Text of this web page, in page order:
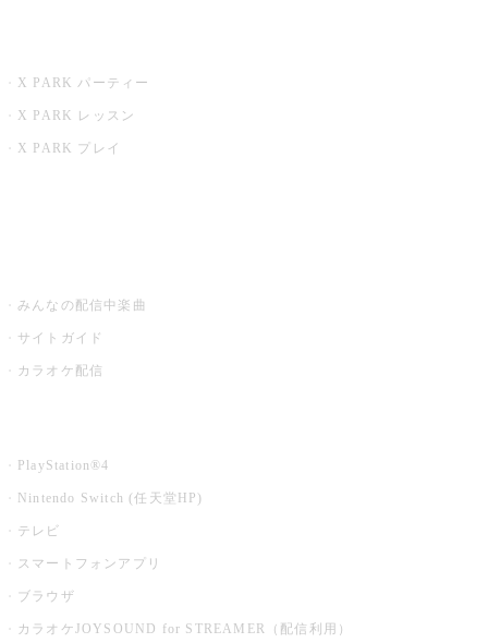
X PARK パーティー
X PARK レッスン
X PARK プレイ
みんなの配信中楽曲
サイトガイド
カラオケ配信
PlayStation®4
Nintendo Switch (任天堂HP)
テレビ
スマートフォンアプリ
ブラウザ
カラオケJOYSOUND for STREAMER（配信利用）